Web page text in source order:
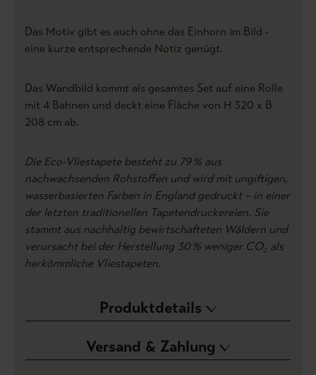
Das Motiv gibt es auch ohne das Einhorn im Bild -
eine kurze entsprechende Notiz genügt.
Das Wandbild kommt als gesamtes Set auf eine Rolle
mit 4 Bahnen und deckt eine Fläche von H 320 x B
208 cm ab.
Die Eco-Vliestapete besteht zu 79 % aus
nachwachsenden Rohstoffen und wird mit ungiftigen,
wasserbasierten Farben in England gedruckt – in einer
der letzten traditionellen Tapetendruckereien. Sie
stammt aus nachhaltig bewirtschafteten Wäldern und
verursacht bei der Herstellung 30 % weniger CO₂ als
herkömmliche Vliestapeten.
Produktdetails
Versand & Zahlung